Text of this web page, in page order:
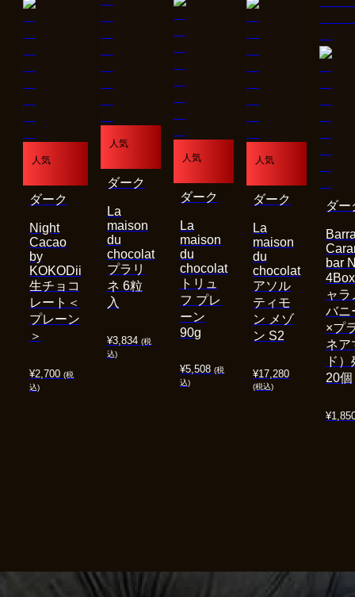
人気
¥2,700 (税
込)
Night
Cacao
by
KOKODii
生チョコ
レート＜
プレーン
＞
ダーク
人気
¥3,834 (税
込)
La
maison
du
chocolat
プラリ
ネ 6粒
入
ダーク
人気
¥5,508 (税
込)
La
maison
du
chocolat
トリュ
フ プレ
ーン
90g
ダーク
人気
¥17,280
(税込)
La
maison
du
chocolat
アソル
ティモ
ン メゾ
ン S2
ダーク
¥
bar
ャラ
バニ
×プ
ネア
ド
20個
ダー